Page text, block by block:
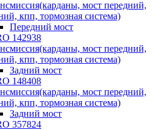
мост передний,
кпп, тормозная система)
Передний мост
142938
мост передний,
кпп, тормозная система)
Задний мост
148408
мост передний,
кпп, тормозная система)
Задний мост
357824